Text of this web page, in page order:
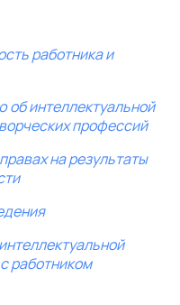
работника и
об интеллектуальной
профессий
на результаты
работником